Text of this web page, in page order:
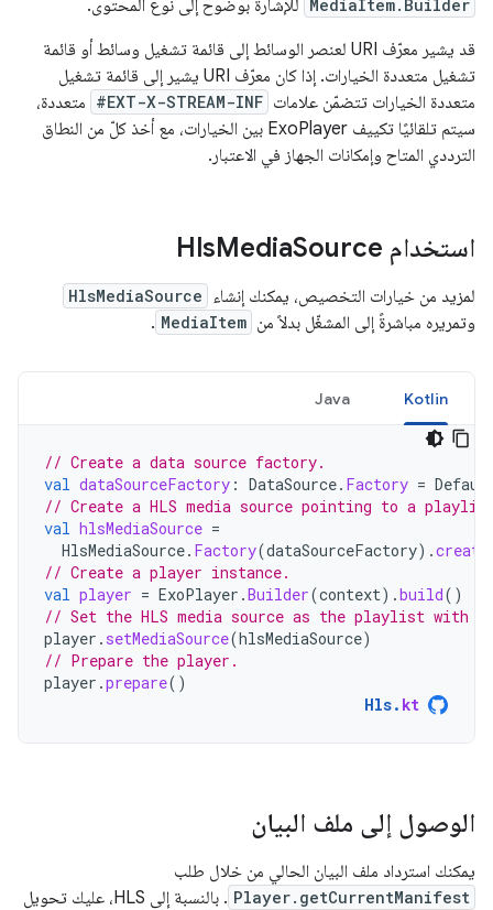
MediaItem.Builder
للإشارة بوضوح إلى نوع المحتوى.
قد يشير معرّف URI لعنصر الوسائط إلى قائمة تشغيل وسائط أو قائمة
تشغيل متعددة الخيارات. إذا كان معرّف URI يشير إلى قائمة تشغيل
متعددة الخيارات تتضمّن علامات #EXT-X-STREAM-INF متعددة،
سيتم تلقائيًا تكييف ExoPlayer بين الخيارات، مع أخذ كلّ من النطاق
الترددي المتاح وإمكانات الجهاز في الاعتبار.
استخدام Hls MediaSource
لمزيد من خيارات التخصيص، يمكنك إنشاء HlsMediaSource
وتمريره مباشرةً إلى المشغّل بدلاً من MediaItem
.
Kotlin
Java
// Create a data source factory.
val dataSourceFactory : DataSource. Factory =
// Create a HLS media source pointing to a
val hlsMediaSource =
HlsMediaSource. Factory(dataSourceFactory).
// Create a player instance.
val player = ExoPlayer .Builder(context).build()
// Set the HLS media source as the playlist with
player . setMediaSource(hlsMediaSource)
// Prepare the player.
player .prepare()
Hls. kt
الوصول إلى ملف البيان
يمكنك استرداد ملف البيان الحالي من خلال طلب
Player.getCurrentManifest
. بالنسبة إلى HLS، عليك تحويل